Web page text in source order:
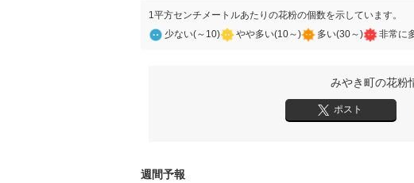
1平方センチメートルあたりの花粉の個数を示しています。
少ない(～10)
やや多い(10～) 多い(30～) 非常に
みやき町の花粉
ポスト
週間予報